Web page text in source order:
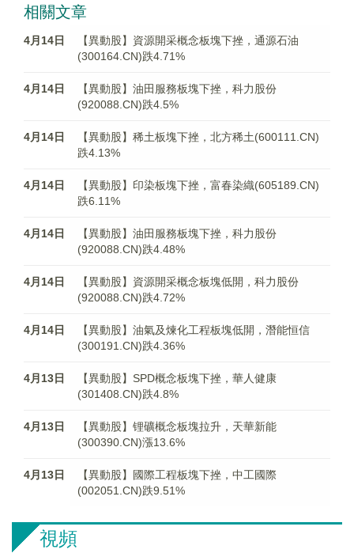
相關文章
4月14日
【異動股】資源開采概念板塊下挫，通源石油
(300164.CN)跌4.71%
4月14日
【異動股】油田服務板塊下挫，科力股份
(920088.CN)跌4.5%
4月14日
【異動股】稀土板塊下挫，北方稀土(600111.CN)
跌4.13%
4月14日
【異動股】印染板塊下挫，富春染織(605189.CN)
跌6.11%
4月14日
【異動股】油田服務板塊下挫，科力股份
(920088.CN)跌4.48%
4月14日
【異動股】資源開采概念板塊低開，科力股份
(920088.CN)跌4.72%
4月14日
【異動股】油氣及煉化工程板塊低開，潛能恒信
(300191.CN)跌4.36%
4月13日
【異動股】SPD概念板塊下挫，華人健康
(301408.CN)跌4.8%
4月13日
【異動股】锂礦概念板塊拉升，天華新能
(300390.CN)漲13.6%
4月13日
【異動股】國際工程板塊下挫，中工國際
(002051.CN)跌9.51%
視頻